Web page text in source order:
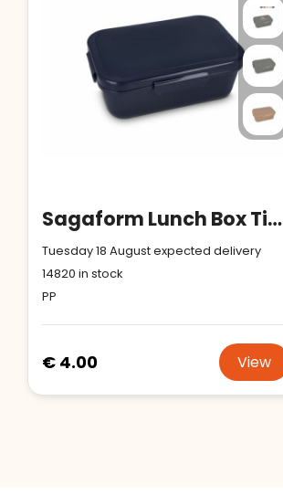
Sagaform Lunch Box Tina
Tuesday 18 August expected delivery
14820 in stock
PP
€ 4.00 View